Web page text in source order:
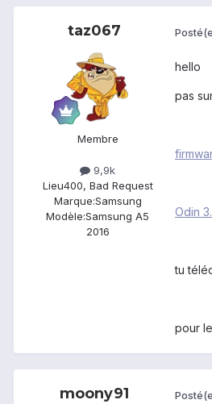
taz067
Membre
9,9k
Lieu400, Bad Request
Marque:Samsung
Modèle:Samsung A5
2016
hello
pas
Odin
tu
pour
moony91